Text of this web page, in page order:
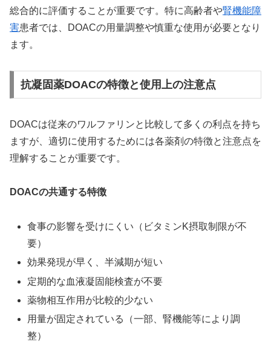
総合的に評価することが重要です。特に高齢者や腎機能障
害患者では、DOACの用量調整や慎重な使用が必要となり
ます。
抗凝固薬DOACの特徴と使用上の注意点
DOACは従来のワルファリンと比較して多くの利点を持ち
ますが、適切に使用するためには各薬剤の特徴と注意点を
理解することが重要です。
DOACの共通する特徴
食事の影響を受けにくい（ビタミンK摂取制限が不
要）
効果発現が早く、半減期が短い
定期的な血液凝固能検査が不要
薬物相互作用が比較的少ない
用量が固定されている（一部、腎機能等により調
整）